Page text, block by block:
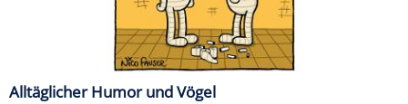
Alltäglicher Humor und Vögel